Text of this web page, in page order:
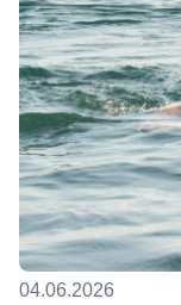
04.06.2026